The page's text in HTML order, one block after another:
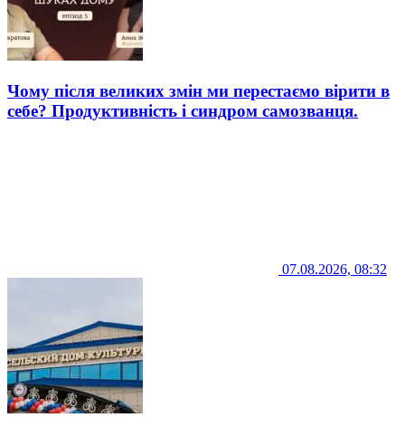
Чому після великих змін ми перестаємо вірити в
себе? Продуктивність і синдром самозванця.
07.08.2026, 08:32